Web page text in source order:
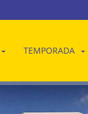
TEMPORADA